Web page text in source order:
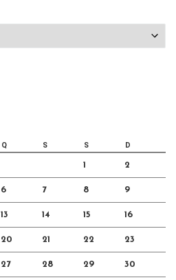
Q S S D
1 2
6 7 8 9
13 14 15 16
20 21 22 23
27 28 29 30